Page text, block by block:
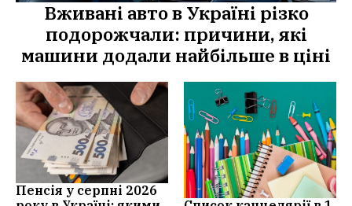
Вживані авто в Україні різко
подорожчали: причини, які
машини додали найбільше в ціні
Пенсія у серпні 2026